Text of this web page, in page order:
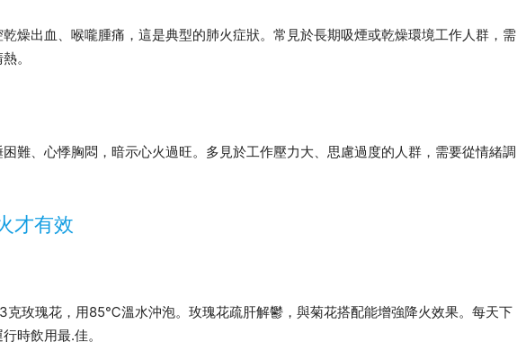
燥出血、喉嚨腫痛，這是典型的肺火症狀。常見於長期吸煙或乾燥環境工作人群，需
。
難、心悸胸悶，暗示心火過旺。多見於工作壓力大、思慮過度的人群，需要從情緒調
才有效
克玫瑰花，用85℃溫水沖泡。玫瑰花疏肝解鬱，與菊花搭配能增強降火效果。每天下
時飲用最.佳。